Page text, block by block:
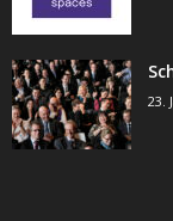
23.